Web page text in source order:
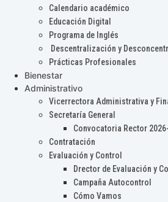
Calendario académico
Educación Digital
Programa de Inglés
Descentralización y
Prácticas Profesionales
Bienestar
Administrativo
Vicerrectora Administrativa y
Secretaría General
Convocatoria Rector
Contratación
Evaluación y Control
Drector de Evaluación y
Campaña Autocontrol
Cómo Vamos